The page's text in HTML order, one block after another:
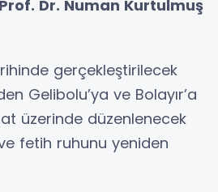
Dr. Numan Kurtulmuş
gerçekleştirilecek
Gelibolu’ya ve Bolayır’a
üzerinde düzenlenecek
fetih ruhunu yeniden